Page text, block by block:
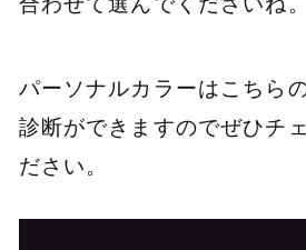
パーソナルカラーはこちら
診断ができますのでぜひチ
ださい。